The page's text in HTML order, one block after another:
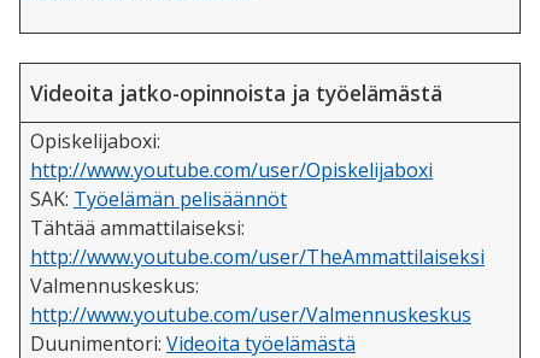
Videoita jatko-opinnoista ja työelämästä
Opiskelijaboxi:
http://www.youtube.com/user/Opiskelijaboxi
SAK: Työelämän pelisäännöt
Tähtää ammattilaiseksi:
http://www.youtube.com/user/TheAmmattilaiseksi
Valmennuskeskus:
http://www.youtube.com/user/Valmennuskeskus
Duunimentori: Videoita työelämästä